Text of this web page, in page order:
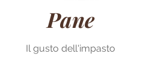
Pane
Il gusto dell'impasto